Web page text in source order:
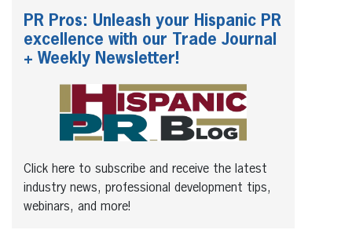
PR Pros: Unleash your Hispanic PR
excellence with our Trade Journal
+ Weekly Newsletter!
Click here to subscribe and receive the latest
industry news, professional development tips,
webinars, and more!